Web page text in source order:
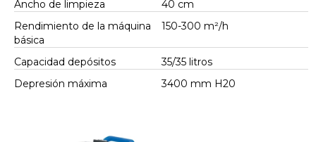
Ancho de limpieza
40 cm
Rendimiento de la máquina
básica
150-300 m²/h
Capacidad depósitos
35/35 litros
Depresión máxima
3400 mm H20